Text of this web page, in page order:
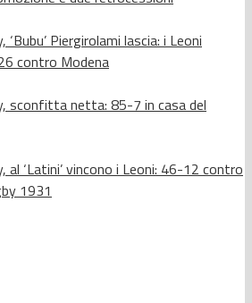
‘Bubu’ Piergirolami lascia: i Leoni
contro Modena
sconfitta netta: 85-7 in casa del
al ‘Latini’ vincono i Leoni: 46-12 contro
1931